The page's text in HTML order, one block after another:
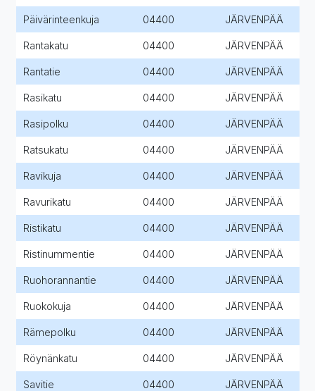
Päivärinteenkuja 04400 JÄRVENPÄÄ
Rantakatu 04400 JÄRVENPÄÄ
Rantatie 04400 JÄRVENPÄÄ
Rasikatu 04400 JÄRVENPÄÄ
Rasipolku 04400 JÄRVENPÄÄ
Ratsukatu 04400 JÄRVENPÄÄ
Ravikuja 04400 JÄRVENPÄÄ
Ravurikatu 04400 JÄRVENPÄÄ
Ristikatu 04400 JÄRVENPÄÄ
Ristinummentie 04400 JÄRVENPÄÄ
Ruohorannantie 04400 JÄRVENPÄÄ
Ruokokuja 04400 JÄRVENPÄÄ
Rämepolku 04400 JÄRVENPÄÄ
Röynänkatu 04400 JÄRVENPÄÄ
Savitie 04400 JÄRVENPÄÄ